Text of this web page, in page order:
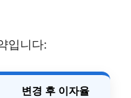
입니다:
변경 후 이자율